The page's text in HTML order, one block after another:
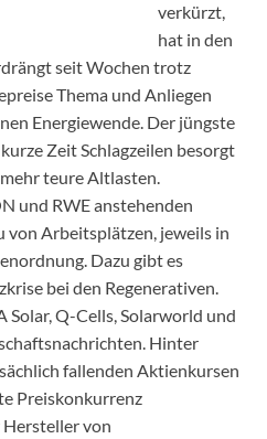
verkürzt,
hat in den
seit Wochen trotz
Thema und Anliegen
Energiewende. Der jüngste
Zeit Schlagzeilen besorgt
teure Altlasten.
und RWE anstehenden
von Arbeitsplätzen, jeweils in
Dazu gibt es
bei den Regenerativen.
Solar, Q-Cells, Solarworld und
Hinter
fallenden Aktienkursen
Preiskonkurrenz
Hersteller von